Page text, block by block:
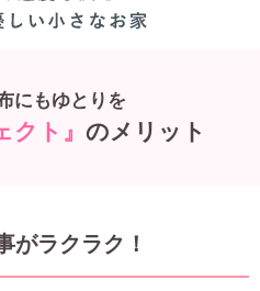
にもゆとりを
クト』 のメリット
がラクラク！